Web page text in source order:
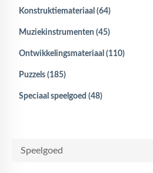
Konstruktiemateriaal (64)
Muziekinstrumenten (45)
Ontwikkelingsmateriaal (110)
Puzzels (185)
Speciaal speelgoed (48)
Speelgoed